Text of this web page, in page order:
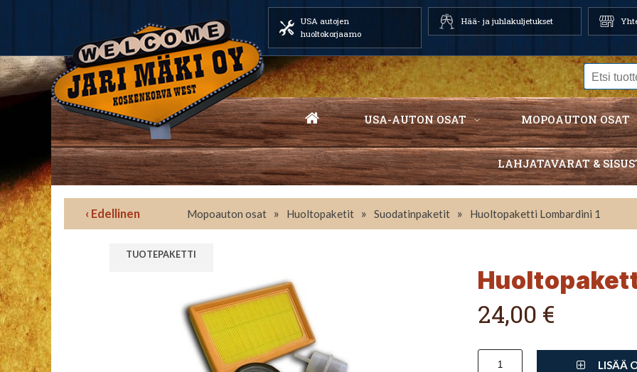
USA autojen
huoltokorjaamo
Hää- ja juhlakuljetukset
USA-AUTON OSAT MOPOAUTON OSAT
LAHJATAVARAT &
‹ Edellinen Mopoauton osat » Huoltopaketit » Suodatinpaketit » Huoltopaketti Lombardini 1
TUOTEPAKETTI
24,00 €
LISÄÄ